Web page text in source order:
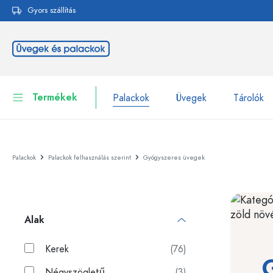
Ugrás a fő navigációhoz
Gyors szállítás
Termékek Palackok Üvegek Tárolók
Pipettás palackok
Palackok Palackok felhasználás szerint Gyógyszeres üvegek
Alak
Kerek
(76)